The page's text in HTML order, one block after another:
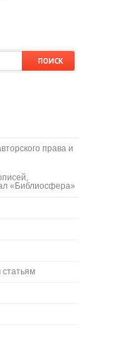
права и
«Библиосфера»